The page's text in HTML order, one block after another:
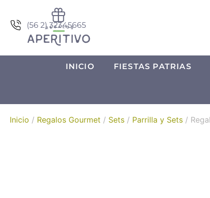
(56 2) 32345665
INICIO FIESTAS PATRIAS
Inicio / Regalos Gourmet / Sets / Parrilla y Sets /